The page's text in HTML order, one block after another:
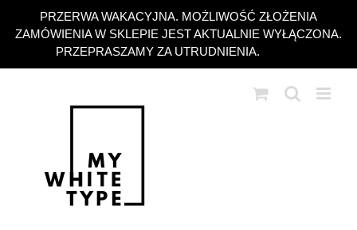
PRZERWA WAKACYJNA. MOŻLIWOŚĆ ZŁOŻENIA
ZAMÓWIENIA W SKLEPIE JEST AKTUALNIE WYŁĄCZONA.
PRZEPRASZAMY ZA UTRUDNIENIA.
zawartości